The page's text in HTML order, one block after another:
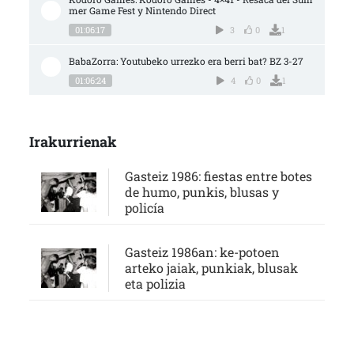
mer Game Fest y Nintendo Direct
01:06:17 3 0 1
BabaZorra: Youtubeko urrezko era berri bat? BZ 3-27
01:06:24 4 0 1
Irakurrienak
Gasteiz 1986: fiestas entre botes
de humo, punkis, blusas y
policía
Gasteiz 1986an: ke-potoen
arteko jaiak, punkiak, blusak
eta polizia